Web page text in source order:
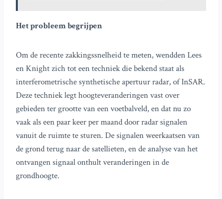
Het probleem begrijpen
Om de recente zakkingssnelheid te meten, wendden Lees
en Knight zich tot een techniek die bekend staat als
interferometrische synthetische apertuur radar, of InSAR.
Deze techniek legt hoogteveranderingen vast over
gebieden ter grootte van een voetbalveld, en dat nu zo
vaak als een paar keer per maand door radar signalen
vanuit de ruimte te sturen. De signalen weerkaatsen van
de grond terug naar de satellieten, en de analyse van het
ontvangen signaal onthult veranderingen in de
grondhoogte.